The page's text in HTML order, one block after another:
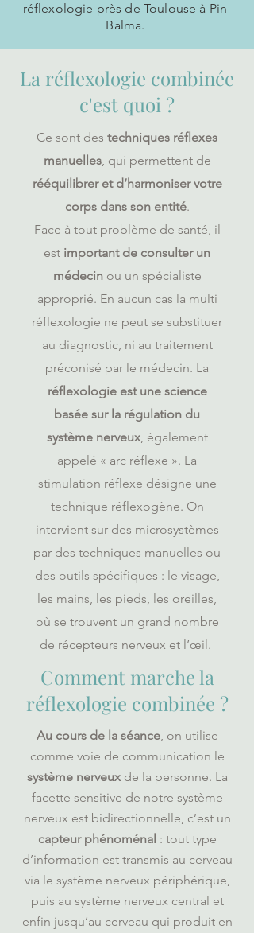
réflexologie près de Toulouse à Pin-
Balma.
La réflexologie combinée
c'est quoi ?
Ce sont des techniques réflexes
manuelles, qui permettent de
rééquilibrer et d’harmoniser votre
corps dans son entité.
Face à tout problème de santé, il
est important de consulter un
médecinou un spécialiste
approprié. En aucun cas la multi
réflexologie ne peut se substituer
au diagnostic, ni au traitement
préconisé par le médecin. La
réflexologie est une science
basée sur la régulation du
système nerveux, également
appelé « arc réflexe ». La
stimulation réflexe désigne une
technique réflexogène. On
intervient sur des microsystèmes
par des techniques manuelles ou
des outils spécifiques : le visage,
les mains, les pieds, les oreilles,
où se trouvent un grand nombre
de récepteurs nerveux et l’œil.
Comment marche la
réflexologie combinée ?
Au cours de la séance, on utilise
comme voie de communication le
système nerveux de la personne. La
facette sensitive de notre système
nerveux est bidirectionnelle, c’est un
capteur phénoménal : tout type
d’information est transmis au cerveau
via le système nerveux périphérique,
puis au système nerveux central et
enfin jusqu’au cerveau qui produit en